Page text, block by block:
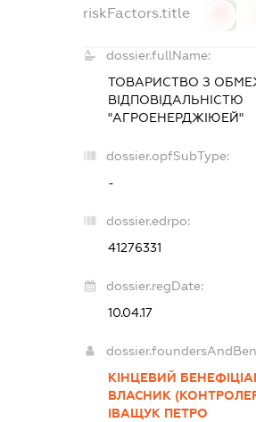
riskFactors.title
dossier.fullName:
ТОВАРИСТВО З
ВІДПОВІДАЛЬНІСТЮ
"АГРОЕНЕРДЖІЮЕЙ"
dossier.opfSubType:
-
dossier.edrpo:
41276331
dossier.regDate:
10.04.17
КІНЦЕВИЙ
ВЛАСНИК
ІВАЩУК ПЕТРО